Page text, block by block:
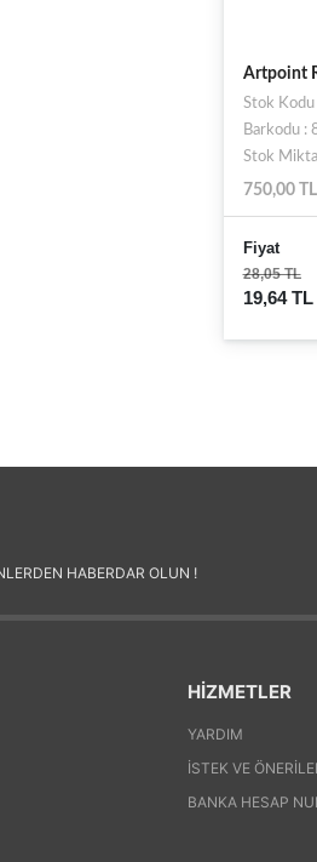
Artpoint
Stok
Barkodu
Stok
750,00
Fiyat
28,05 TL
19,64 TL
HABERDAR OLUN !
HİZMETLER
YARDIM
İSTEK VE
BANKA HESAP